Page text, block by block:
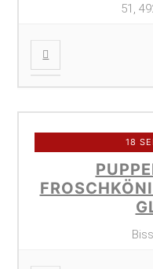
51,
18